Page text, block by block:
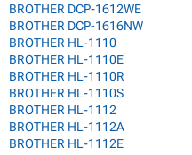
BROTHER DCP-1612WE
BROTHER DCP-1616NW
BROTHER HL-1110
BROTHER HL-1110E
BROTHER HL-1110R
BROTHER HL-1110S
BROTHER HL-1112
BROTHER HL-1112A
BROTHER HL-1112E